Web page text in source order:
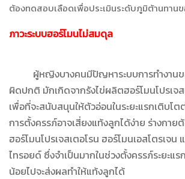
ต้องทดสอบเลือดเพื่อประเมินระดับภูมิต้านทาน
ภาวะระบบฮอร์โมนไม่สมดุล
ผู้หญิงบางคนมีปัญหาระบบการทำงานขอ
ผิดปกติ มักเกิดจากรังไข่ผลิตฮอร์โมนโปรเจ
เพื่อที่จะสนับสนุนให้ตัวอ่อนในระยะแรกเติบโ
การตั้งครรภ์อาจเสี่ยงแท้งลูกได้ง่าย ร่างกา
ฮอร์โมนโปรเจสเตอโรน ฮอร์โมนเอสโตรเจน
ไทรอยด์ ซึ่งจำเป็นมากในช่วงตั้งครรภ์ระยะแ
น้อยไปจะส่งผลทำให้แท้งลูกได้